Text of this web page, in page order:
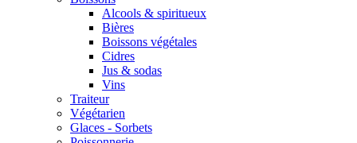
Alcools & spiritueux
Bières
Boissons végétales
Cidres
Jus & sodas
Vins
Traiteur
Végétarien
Glaces - Sorbets